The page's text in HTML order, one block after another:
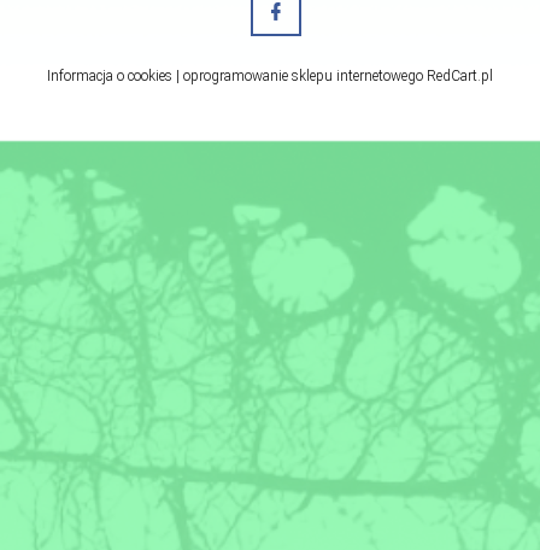
Informacja o cookies | oprogramowanie sklepu internetowego RedCart.pl